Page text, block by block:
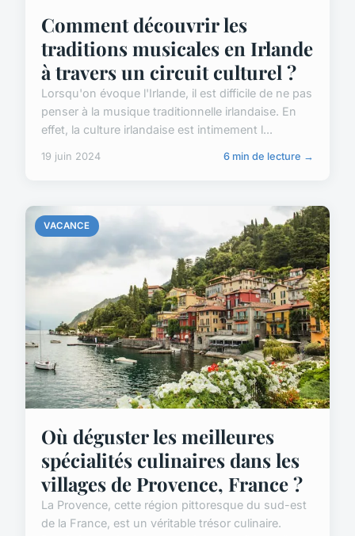
Comment découvrir les
traditions musicales en Irlande
à travers un circuit culturel ?
Lorsqu'on évoque l'Irlande, il est difficile de ne pas
penser à la musique traditionnelle irlandaise. En
effet, la culture irlandaise est intimement l...
19 juin 2024 6 min de lecture →
VACANCE
Où déguster les meilleures
spécialités culinaires dans les
villages de Provence, France ?
La Provence, cette région pittoresque du sud-est
de la France, est un véritable trésor culinaire.